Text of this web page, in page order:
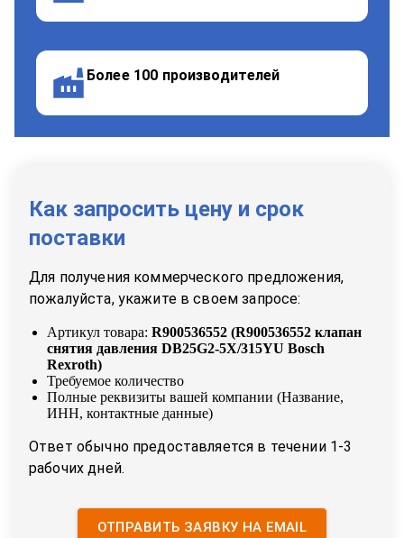
Более 100 производителей
Как запросить цену и срок
поставки
Для получения коммерческого предложения,
пожалуйста, укажите в своем запросе:
Артикул товара: R900536552 (R900536552 клапан
снятия давления DB25G2-5X/315YU Bosch
Rexroth)
Требуемое количество
Полные реквизиты вашей компании (Название,
ИНН, контактные данные)
Ответ обычно предоставляется в течении 1-3
рабочих дней.
ОТПРАВИТЬ ЗАЯВКУ НА EMAIL